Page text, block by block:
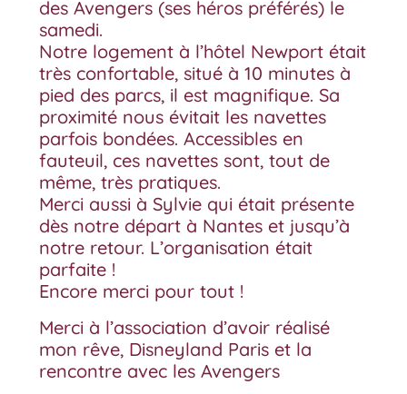
des Avengers (ses héros préférés) le
samedi.
Notre logement à l’hôtel Newport était
très confortable, situé à 10 minutes à
pied des parcs, il est magnifique. Sa
proximité nous évitait les navettes
parfois bondées. Accessibles en
fauteuil, ces navettes sont, tout de
même, très pratiques.
Merci aussi à Sylvie qui était présente
dès notre départ à Nantes et jusqu’à
notre retour. L’organisation était
parfaite !
Encore merci pour tout !
Merci à l’association d’avoir réalisé
mon rêve, Disneyland Paris et la
rencontre avec les Avengers